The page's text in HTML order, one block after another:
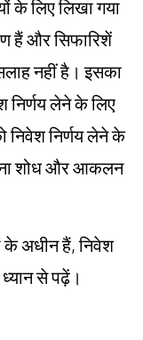
के लिए लिखा गया
हैं और सिफारिशें
नहीं है। इसका
निर्णय लेने के लिए
निवेश निर्णय लेने के
शोध और आकलन
के अधीन हैं, निवेश
से पढ़ें।